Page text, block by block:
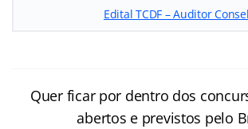
Edital TCDF – Auditor
Quer ficar por dentro dos
abertos e previstos pelo